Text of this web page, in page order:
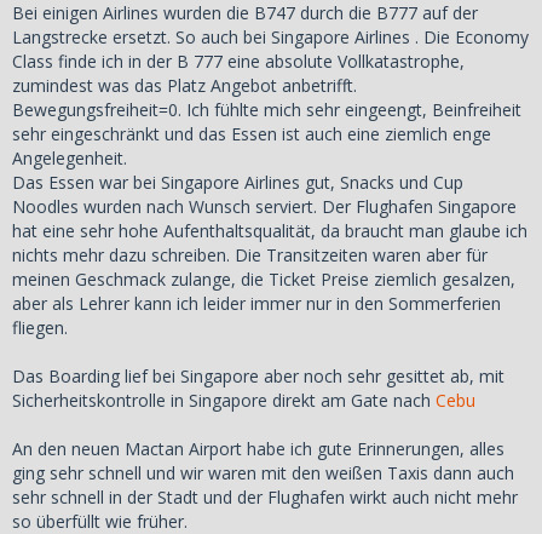
Bei einigen Airlines wurden die B747 durch die B777 auf der
Langstrecke ersetzt. So auch bei Singapore Airlines . Die Economy
Class finde ich in der B 777 eine absolute Vollkatastrophe,
zumindest was das Platz Angebot anbetrifft.
Bewegungsfreiheit=0. Ich fühlte mich sehr eingeengt, Beinfreiheit
sehr eingeschränkt und das Essen ist auch eine ziemlich enge
Angelegenheit.
Das Essen war bei Singapore Airlines gut, Snacks und Cup
Noodles wurden nach Wunsch serviert. Der Flughafen Singapore
hat eine sehr hohe Aufenthaltsqualität, da braucht man glaube ich
nichts mehr dazu schreiben. Die Transitzeiten waren aber für
meinen Geschmack zulange, die Ticket Preise ziemlich gesalzen,
aber als Lehrer kann ich leider immer nur in den Sommerferien
fliegen.
Das Boarding lief bei Singapore aber noch sehr gesittet ab, mit
Sicherheitskontrolle in Singapore direkt am Gate nach Cebu
An den neuen Mactan Airport habe ich gute Erinnerungen, alles
ging sehr schnell und wir waren mit den weißen Taxis dann auch
sehr schnell in der Stadt und der Flughafen wirkt auch nicht mehr
so überfüllt wie früher.